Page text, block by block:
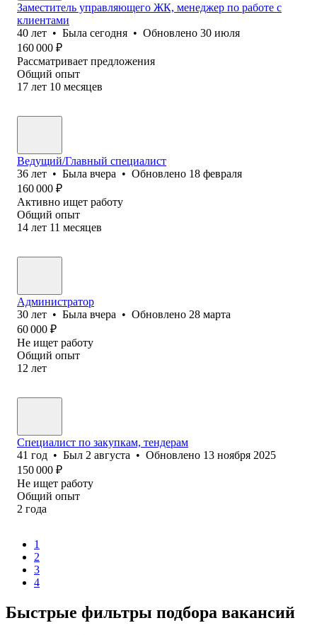
Заместитель управляющего ЖК, менеджер по работе с
клиентами
40 лет • Была сегодня • Обновлено 30 июля
160 000 ₽
Рассматривает предложения
Общий опыт
17 лет 10 месяцев
Ведущий/Главный специалист
36 лет • Была вчера • Обновлено 18 февраля
160 000 ₽
Активно ищет работу
Общий опыт
14 лет 11 месяцев
Администратор
30 лет • Была вчера • Обновлено 28 марта
60 000 ₽
Не ищет работу
Общий опыт
12 лет
Специалист по закупкам, тендерам
41 год • Был 2 августа • Обновлено 13 ноября 2025
150 000 ₽
Не ищет работу
Общий опыт
2 года
1
2
3
4
Быстрые фильтры подбора вакансий